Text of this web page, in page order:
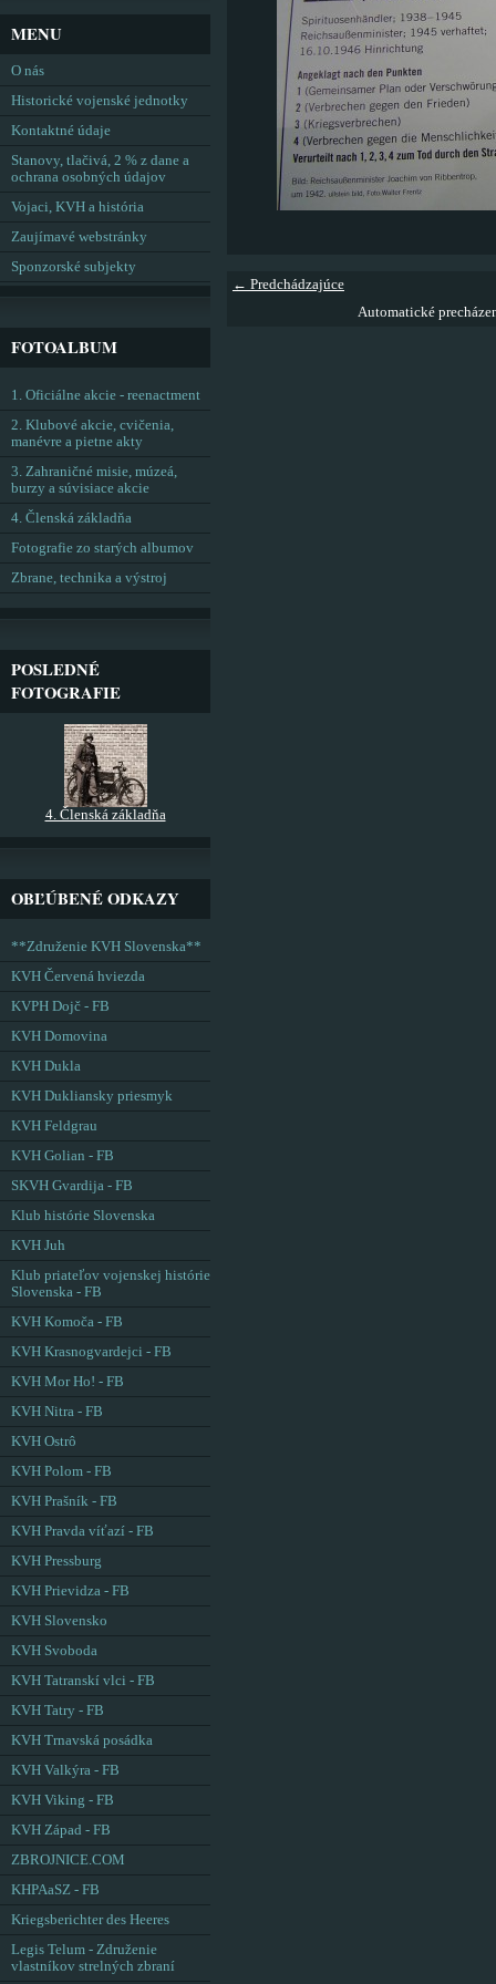
← Predchádzajúce
Automatické
MENU
O nás
Historické vojenské jednotky
Kontaktné údaje
Stanovy, tlačivá, 2 % z dane a
ochrana osobných údajov
Vojaci, KVH a história
Zaujímavé webstránky
Sponzorské subjekty
FOTOALBUM
1. Oficiálne akcie - reenactment
2. Klubové akcie, cvičenia,
manévre a pietne akty
3. Zahraničné misie, múzeá,
burzy a súvisiace akcie
4. Členská základňa
Fotografie zo starých albumov
Zbrane, technika a výstroj
POSLEDNÉ
FOTOGRAFIE
4. Členská základňa
OBĽÚBENÉ ODKAZY
**Združenie KVH Slovenska**
KVH Červená hviezda
KVPH Dojč - FB
KVH Domovina
KVH Dukla
KVH Dukliansky priesmyk
KVH Feldgrau
KVH Golian - FB
SKVH Gvardija - FB
Klub histórie Slovenska
KVH Juh
Klub priateľov vojenskej histórie
Slovenska - FB
KVH Komoča - FB
KVH Krasnogvardejci - FB
KVH Mor Ho! - FB
KVH Nitra - FB
KVH Ostrô
KVH Polom - FB
KVH Prašník - FB
KVH Pravda víťazí - FB
KVH Pressburg
KVH Prievidza - FB
KVH Slovensko
KVH Svoboda
KVH Tatranskí vlci - FB
KVH Tatry - FB
KVH Trnavská posádka
KVH Valkýra - FB
KVH Viking - FB
KVH Západ - FB
ZBROJNICE.COM
KHPAaSZ - FB
Kriegsberichter des Heeres
Legis Telum - Združenie
vlastníkov strelných zbraní